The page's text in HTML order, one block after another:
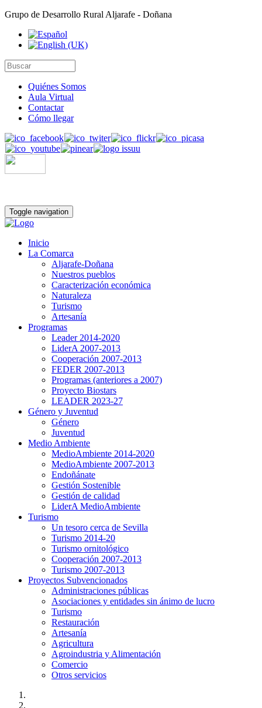
Grupo de Desarrollo Rural Aljarafe - Doñana
Quiénes Somos
Aula Virtual
Contactar
Cómo llegar
Toggle navigation
Inicio
La Comarca
Aljarafe-Doñana
Nuestros pueblos
Caracterización económica
Naturaleza
Turismo
Artesanía
Programas
Leader 2014-2020
LiderA 2007-2013
Cooperación 2007-2013
FEDER 2007-2013
Programas (anteriores a 2007)
Proyecto Biostars
LEADER 2023-27
Género y Juventud
Género
Juventud
Medio Ambiente
MedioAmbiente 2014-2020
MedioAmbiente 2007-2013
Endoñánate
Gestión Sostenible
Gestión de calidad
LiderA MedioAmbiente
Turismo
Un tesoro cerca de Sevilla
Turismo 2014-20
Turismo ornitológico
Cooperación 2007-2013
Turismo 2007-2013
Proyectos Subvencionados
Administraciones públicas
Asociaciones y entidades sin ánimo de lucro
Turismo
Restauración
Artesanía
Agricultura
Agroindustria y Alimentación
Comercio
Otros servicios